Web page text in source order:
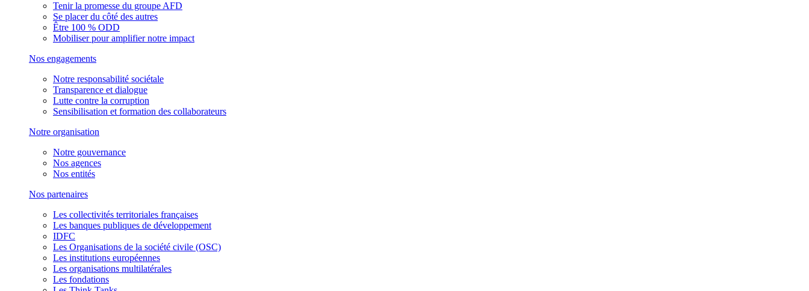
Tenir la promesse du groupe AFD
Se placer du côté des autres
Être 100 % ODD
Mobiliser pour amplifier notre impact
Nos engagements
Notre responsabilité sociétale
Transparence et dialogue
Lutte contre la corruption
Sensibilisation et formation des collaborateurs
Notre organisation
Notre gouvernance
Nos agences
Nos entités
Nos partenaires
Les collectivités territoriales françaises
Les banques publiques de développement
IDFC
Les Organisations de la société civile (OSC)
Les institutions européennes
Les organisations multilatérales
Les fondations